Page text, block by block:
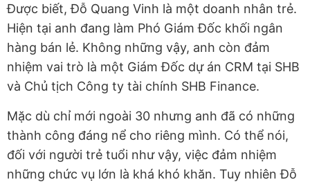
Được biết, Đỗ Quang Vinh là một doanh nhân trẻ.
Hiện tại anh đang làm Phó Giám Đốc khối ngân
hàng bán lẻ. Không những vậy, anh còn đảm
nhiệm vai trò là một Giám Đốc dự án CRM tại SHB
và Chủ tịch Công ty tài chính SHB Finance.
Mặc dù chỉ mới ngoài 30 nhưng anh đã có những
thành công đáng nể cho riêng mình. Có thể nói,
đối với người trẻ tuổi như vậy, việc đảm nhiệm
những chức vụ lớn là khá khó khăn. Tuy nhiên Đỗ